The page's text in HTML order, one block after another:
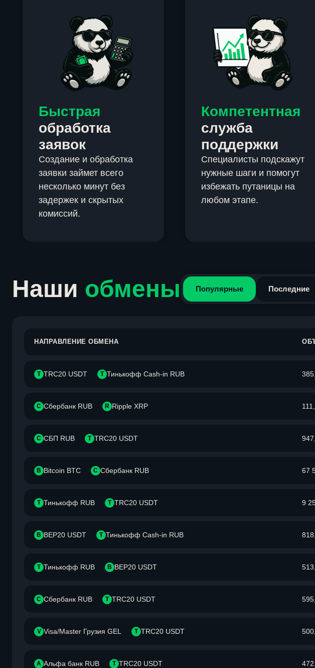
Быстрая
обработка
заявок
Создание и обработка
заявки займет всего
несколько минут без
задержек и скрытых
комиссий.
Компетентная
служба
поддержки
Специалисты подскажут
нужные шаги и помогут
избежать путаницы на
любом этапе.
Наши обмены Популярные Последние
НАПРАВЛЕНИЕ ОБМЕНА
T TRC20 USDT Т Тинькофф Cash-in RUB
С Сбербанк RUB R Ripple XRP
С СБП RUB T TRC20 USDT
B Bitcoin BTC С Сбербанк RUB 67
Т Тинькофф RUB T TRC20 USDT 9
B BEP20 USDT Т Тинькофф Cash-in RUB
Т Тинькофф RUB B BEP20 USDT
С Сбербанк RUB T TRC20 USDT
V Visa/Master Грузия GEL T TRC20 USDT
А Альфа банк RUB T TRC20 USDT